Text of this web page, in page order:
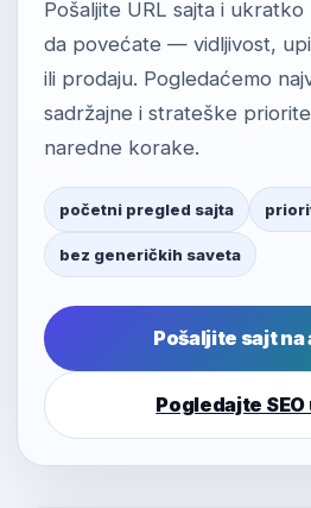
Pošaljite URL sajta i
da povećate — vidljivost,
ili prodaju. Pogledaćemo
sadržajne i strateške
naredne korake.
početni pregled sajta
bez generičkih saveta
Pošaljite sajt na
Pogledajte